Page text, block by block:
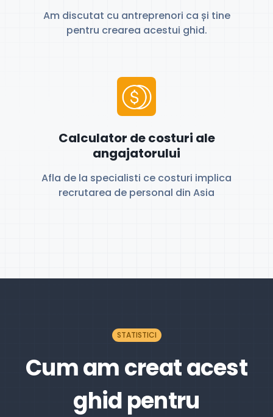
Am discutat cu antreprenori ca și tine
pentru crearea acestui ghid.
Calculator de costuri ale
angajatorului
Afla de la specialisti ce costuri implica
recrutarea de personal din Asia
STATISTICI
Cum am creat acest
ghid pentru